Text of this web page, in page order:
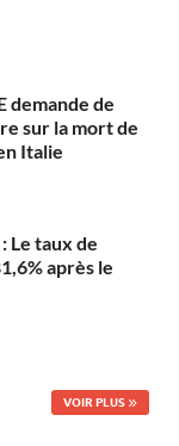
demande de
sur la mort de
Italie
Le taux de
après le
VOIR PLUS